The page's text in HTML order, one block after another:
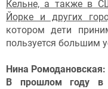
Кельне, а также в
Йорке и других
котором дети
пользуется большим
Нина Ромодановская:
В прошлом году в